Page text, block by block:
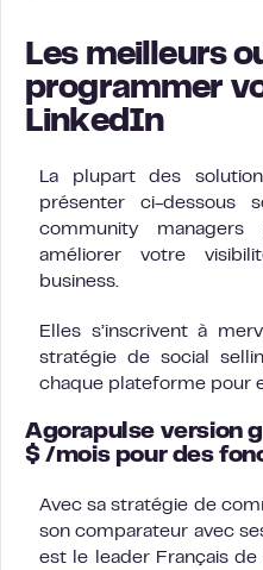
Les meilleurs
programmer
LinkedIn
La plupart des
présenter ci-dessous
community
améliorer votre
business.
Elles s’inscrivent à
stratégie de social
chaque plateforme pour
Agorapulse version
$ /mois pour des
Avec sa stratégie de
son comparateur avec
est le leader Français